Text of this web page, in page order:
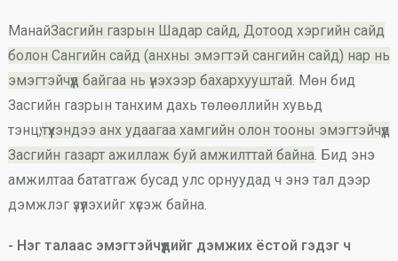
МанайЗасгийн газрын Шадар сайд, Дотоод хэргийн сайд
болон Сангийн сайд (анхны эмэгтэй сангийн сайд) нар нь
эмэгтэйчүүд байгаа нь үнэхээр бахархууштай. Мөн бид
Засгийн газрын танхим дахь төлөөллийн хувьд
тэнцүү,түүхэндээ анх удаагаа хамгийн олон тооны эмэгтэйчүүд
Засгийн газарт ажиллаж буй амжилттай байна. Бид энэ
амжилтаа бататгаж бусад улс орнуудад ч энэ тал дээр
дэмжлэг үзүүлэхийг хүсэж байна.
- Нэг талаас эмэгтэйчүүдийг дэмжих ёстой гэдэг ч